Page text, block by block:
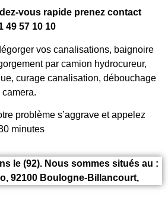
vous rapide prenez contact
49 57 10 10
vos canalisations, baignoire
par camion hydrocureur,
curage canalisation, débouchage
problème s’aggrave et appelez
minutes
le (92). Nous sommes situés au :
92100 Boulogne-Billancourt,